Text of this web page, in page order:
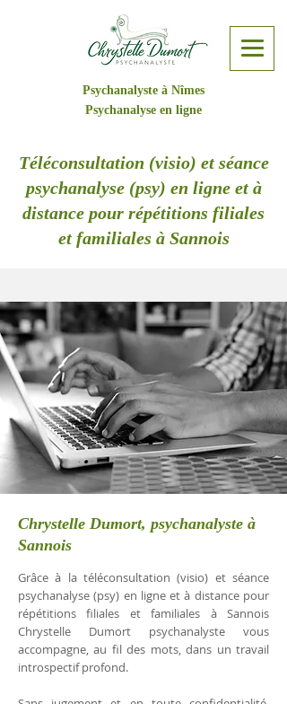
Psychanalyste à Nîmes
Psychanalyse en ligne
Téléconsultation (visio) et séance
psychanalyse (psy) en ligne et à
distance pour répétitions filiales
et familiales à Sannois
Chrystelle Dumort, psychanalyste à
Sannois
Grâce à la téléconsultation (visio) et séance
psychanalyse (psy) en ligne et à distance pour
répétitions filiales et familiales à Sannois
Chrystelle Dumort psychanalyste vous
accompagne, au fil des mots, dans un travail
introspectif profond.